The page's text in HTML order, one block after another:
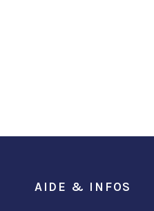
AIDE & INFOS